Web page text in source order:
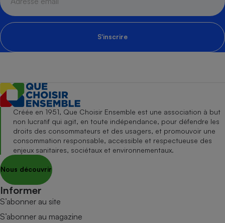
S'inscrire
Créée en 1951, Que Choisir Ensemble est une association à but
non lucratif qui agit, en toute indépendance, pour défendre les
droits des consommateurs et des usagers, et promouvoir une
consommation responsable, accessible et respectueuse des
enjeux sanitaires, sociétaux et environnementaux.
Nous découvrir
Informer
S’abonner au site
S’abonner au magazine